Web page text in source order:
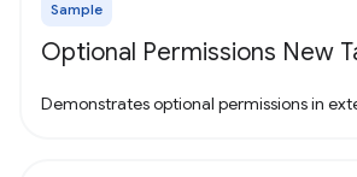
Sample
Optional Permissions New
Demonstrates optional permissions in